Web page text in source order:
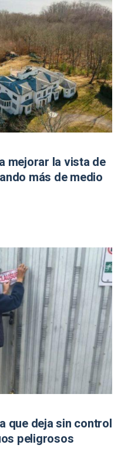
mejorar la vista de
más de medio
que deja sin control
peligrosos